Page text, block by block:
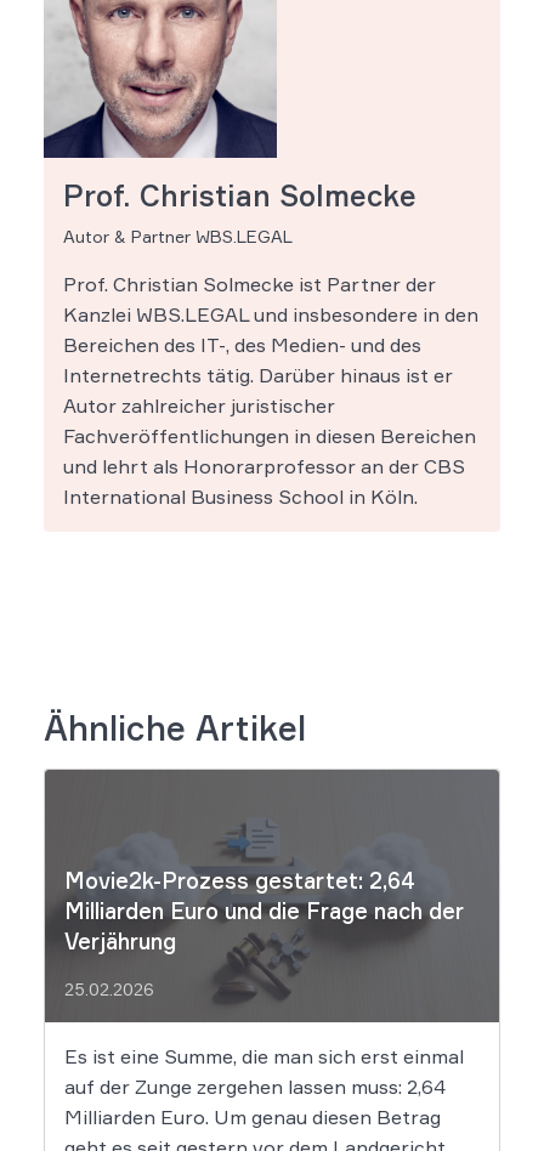
Prof. Christian Solmecke
Autor & Partner WBS.LEGAL
Prof. Christian Solmecke ist Partner der
Kanzlei WBS.LEGAL und insbesondere in den
Bereichen des IT-, des Medien- und des
Internetrechts tätig. Darüber hinaus ist er
Autor zahlreicher juristischer
Fachveröffentlichungen in diesen Bereichen
und lehrt als Honorarprofessor an der CBS
International Business School in Köln.
Ähnliche Artikel
Movie2k-Prozess gestartet: 2,64
Milliarden Euro und die Frage nach der
Verjährung
25.02.2026
Es ist eine Summe, die man sich erst einmal
auf der Zunge zergehen lassen muss: 2,64
Milliarden Euro. Um genau diesen Betrag